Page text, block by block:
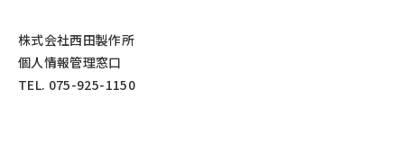
株式会社西田製作所
個人情報管理窓口
TEL. 075-925-1150